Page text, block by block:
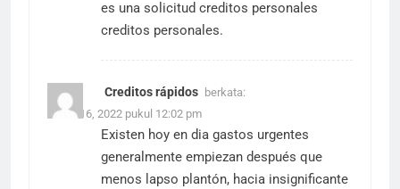
es una solicitud creditos personales
creditos personales.
Creditos rápidos berkata:
Maret 16, 2022 pukul 12:02 pm
Existen hoy en dia gastos urgentes
generalmente empiezan después que
menos lapso plantón, hacia insignificante